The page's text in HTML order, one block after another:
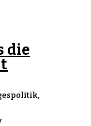
die
,